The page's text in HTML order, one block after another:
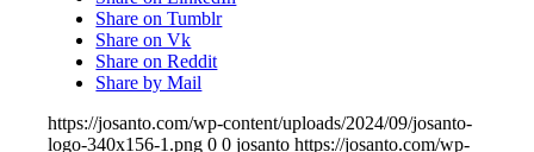
Share on Tumblr
Share on Vk
Share on Reddit
Share by Mail
https://josanto.com/wp-content/uploads/2024/09/josanto-
logo-340x156-1.png 0 0 josanto https://josanto.com/wp-